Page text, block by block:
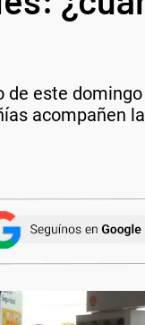
este
acompañen